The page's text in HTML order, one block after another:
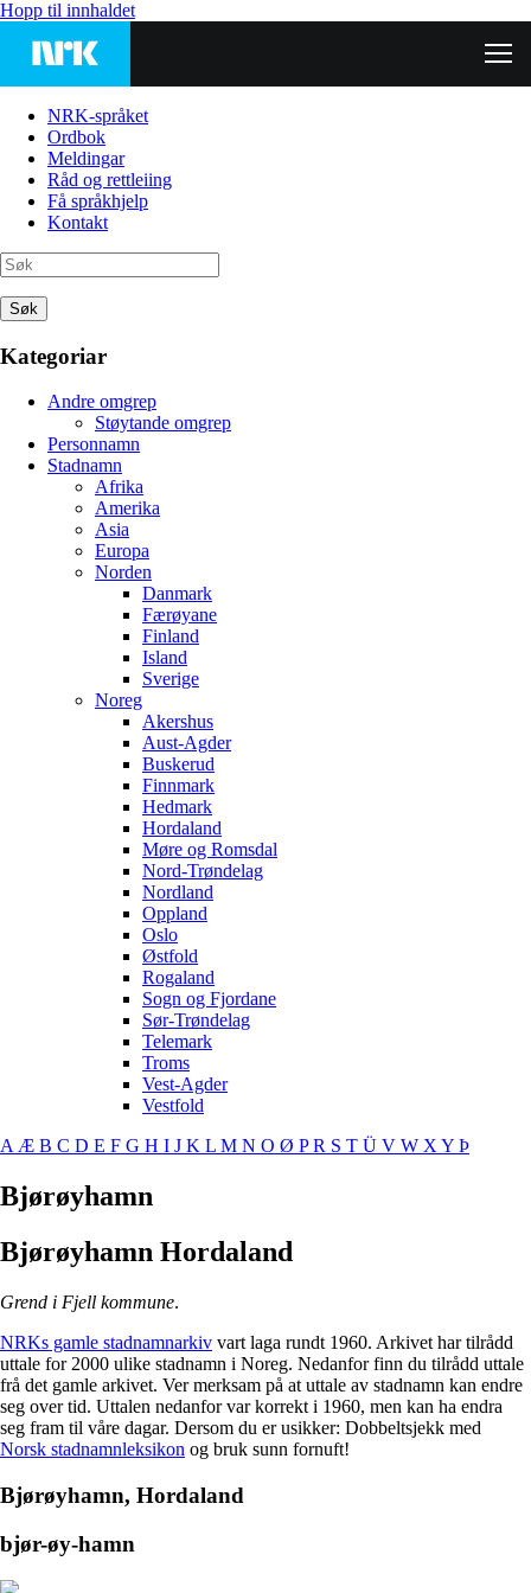
Hopp til innhaldet
NRK-språket
Ordbok
Meldingar
Råd og rettleiing
Få språkhjelp
Kontakt
Søk
Kategoriar
Andre omgrep
Støytande omgrep
Personnamn
Stadnamn
Afrika
Amerika
Asia
Europa
Norden
Danmark
Færøyane
Finland
Island
Sverige
Noreg
Akershus
Aust-Agder
Buskerud
Finnmark
Hedmark
Hordaland
Møre og Romsdal
Nord-Trøndelag
Nordland
Oppland
Oslo
Østfold
Rogaland
Sogn og Fjordane
Sør-Trøndelag
Telemark
Troms
Vest-Agder
Vestfold
AÆ B C D E F G H I J K L M N O Ø PR S T Ü V W XY Þ
Bjørøyhamn
Bjørøyhamn Hordaland
Grend i Fjell kommune.
NRKs gamle stadnamnarkiv vart laga rundt 1960. Arkivet har tilrådd
uttale for 2000 ulike stadnamn i Noreg. Nedanfor finn du tilrådd uttale
frå det gamle arkivet. Ver merksam på at uttale av stadnamn kan endre
seg over tid. Uttalen nedanfor var korrekt i 1960, men kan ha endra
seg fram til våre dagar. Dersom du er usikker: Dobbeltsjekk med
Norsk stadnamnleksikon og bruk sunn fornuft!
Bjørøyhamn, Hordaland
bjør-øy-hamn